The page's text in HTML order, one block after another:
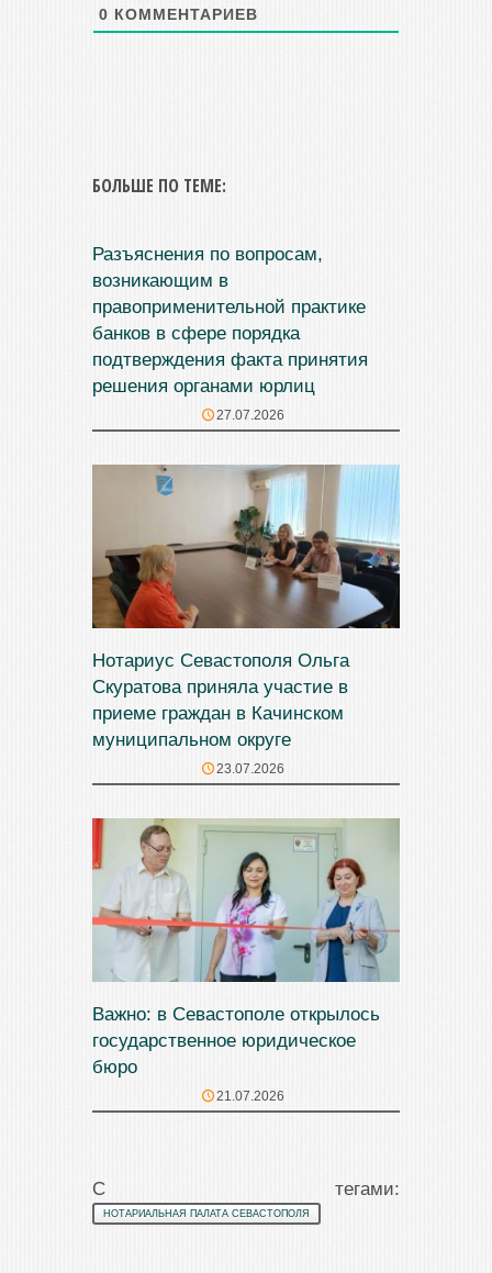
0 КОММЕНТАРИЕВ
БОЛЬШЕ ПО ТЕМЕ:
Разъяснения по вопросам,
возникающим в
правоприменительной практике
банков в сфере порядка
подтверждения факта принятия
решения органами юрлиц
27.07.2026
Нотариус Севастополя Ольга
Скуратова приняла участие в
приеме граждан в Качинском
муниципальном округе
23.07.2026
Важно: в Севастополе открылось
государственное юридическое
бюро
21.07.2026
С тегами:
НОТАРИАЛЬНАЯ ПАЛАТА СЕВАСТОПОЛЯ